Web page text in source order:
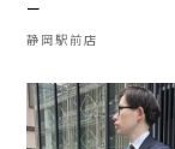
ー
静岡駅前店